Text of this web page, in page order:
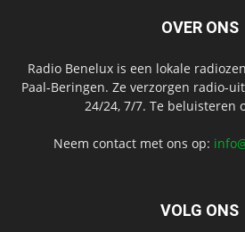
OVER ONS
Radio Benelux is een lokale
Paal-Beringen. Ze verzorgen radio-
24/24, 7/7. Te beluisteren
Neem contact met ons op:
VOLG ONS